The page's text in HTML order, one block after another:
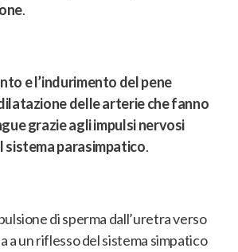
.
e l’indurimento del pene
delle arterie che fanno
grazie agli impulsi nervosi
sistema parasimpatico.
di sperma dall’uretra verso
a un riflesso del sistema simpatico